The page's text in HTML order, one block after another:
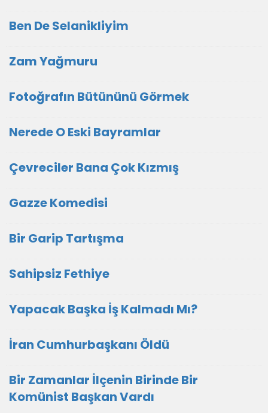
Ben De Selanikliyim
Zam Yağmuru
Fotoğrafın Bütününü Görmek
Nerede O Eski Bayramlar
Çevreciler Bana Çok Kızmış
Gazze Komedisi
Bir Garip Tartışma
Sahipsiz Fethiye
Yapacak Başka İş Kalmadı Mı?
İran Cumhurbaşkanı Öldü
Bir Zamanlar İlçenin Birinde Bir
Komünist Başkan Vardı